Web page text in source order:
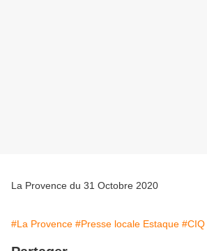
La Provence du 31 Octobre 2020
#La Provence #Presse locale Estaque #CIQ